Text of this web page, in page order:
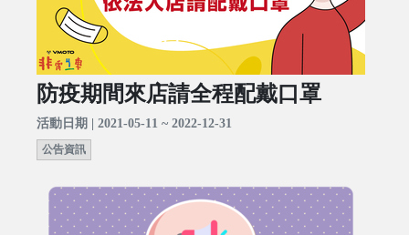
防疫期間來店請全程配戴口罩
活動日期 | 2021-05-11 ~ 2022-12-31
公告資訊